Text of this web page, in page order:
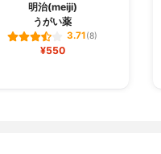
明治(meiji)
うがい薬
3.71(8)
¥550